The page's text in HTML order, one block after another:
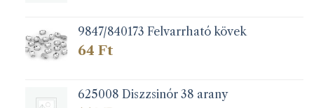
9847/840173 Felvarrható kövek
64 Ft
625008 Diszzsinór 38 arany